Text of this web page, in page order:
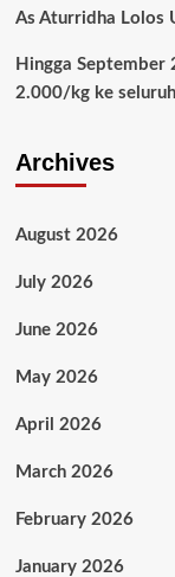
As Aturridha Lolos
Hingga September
2.000/kg ke
Archives
August 2026
July 2026
June 2026
May 2026
April 2026
March 2026
February 2026
January 2026